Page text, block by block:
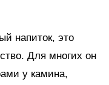
напиток, это
Для многих он
у камина,